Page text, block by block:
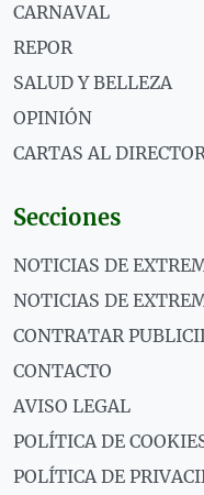
CARNAVAL
REPOR
SALUD Y BELLEZA
OPINIÓN
CARTAS AL
Secciones
NOTICIAS DE
NOTICIAS DE
CONTRATAR
CONTACTO
AVISO LEGAL
POLÍTICA DE
POLÍTICA DE